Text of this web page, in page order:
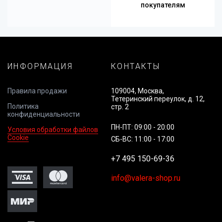
покупателям
ИНФОРМАЦИЯ
Правила продажи
Политика
конфиденциальности
Условия обработки файлов
Cookie
КОНТАКТЫ
109004, Москва,
Тетеринский переулок, д. 12,
стр. 2
ПН-ПТ: 09:00 - 20:00
СБ-ВС: 11:00 - 17:00
+7 495 150-69-36
info@valera-shop.ru